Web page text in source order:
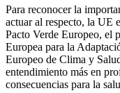
Para reconocer la
actuar al respecto, la UE
Pacto Verde Europeo, el
Europea para la
Europeo de Clima y
entendimiento más en
consecuencias para la